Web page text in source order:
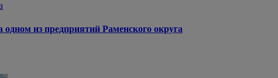
из предприятий Раменского округа